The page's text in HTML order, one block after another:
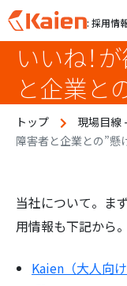
p
: 採用情
いいね！
と企業と
トップ 現場目線
障害者と企業との”懸
当社について。ま
用情報も下記から。
Kaien（大人向